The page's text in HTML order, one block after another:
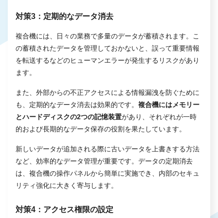
対策3：定期的なデータ消去
複合機には、日々の業務で多量のデータが蓄積されます。こ
の蓄積されたデータを管理しておかないと、誤って重要情報
を転送するなどのヒューマンエラーが発生するリスクがあり
ます。
また、外部からの不正アクセスによる情報漏洩を防ぐために
も、定期的なデータ消去は効果的です。 複合機にはメモリー
とハードディスクの2つの記憶装置があり、それぞれが一時
的および長期的なデータ保存の役割を果たしています。
新しいデータが追加される際に古いデータを上書きする方法
など、効率的なデータ管理が重要です。データの定期消去
は、複合機の操作パネルから簡単に実施でき、内部のセキュ
リティ強化に大きく寄与します。
対策4：アクセス権限の設定